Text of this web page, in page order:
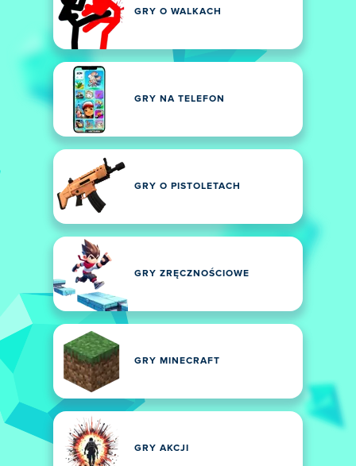
GRY O WALKACH
GRY NA TELEFON
GRY O PISTOLETACH
GRY ZRĘCZNOŚCIOWE
GRY MINECRAFT
GRY AKCJI